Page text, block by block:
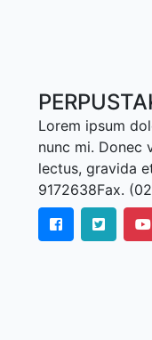
Lorem ipsum
nunc mi. Donec
lectus, gravida
9172638Fax.